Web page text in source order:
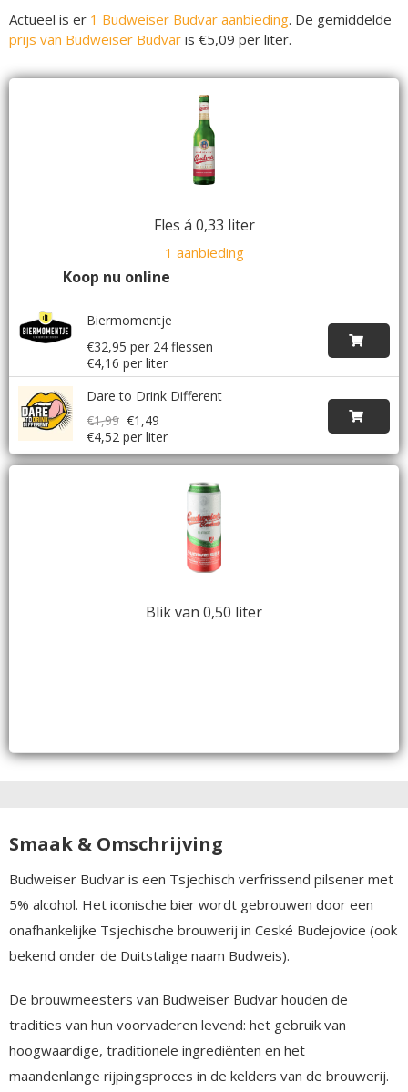
Actueel is er 1 Budweiser Budvar aanbieding. De gemiddelde
prijs van Budweiser Budvar is €5,09 per liter.
Fles á 0,33 liter
1 aanbieding
Koop nu online
Biermomentje
€32,95 per 24 flessen
€4,16 per liter
Dare to Drink Different
€1,99 €1,49
€4,52 per liter
Blik van 0,50 liter
Smaak & Omschrijving
Budweiser Budvar is een Tsjechisch verfrissend pilsener met
5% alcohol. Het iconische bier wordt gebrouwen door een
onafhankelijke Tsjechische brouwerij in Ceské Budejovice (ook
bekend onder de Duitstalige naam Budweis).
De brouwmeesters van Budweiser Budvar houden de
tradities van hun voorvaderen levend: het gebruik van
hoogwaardige, traditionele ingrediënten en het
maandenlange rijpingsproces in de kelders van de brouwerij.